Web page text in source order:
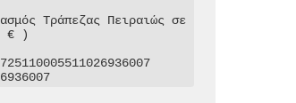
Τράπεζας Πειραιώς σε
€ )